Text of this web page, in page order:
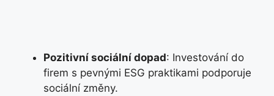
Pozitivní sociální dopad: Investování do
firem s pevnými ESG praktikami podporuje
sociální změny.